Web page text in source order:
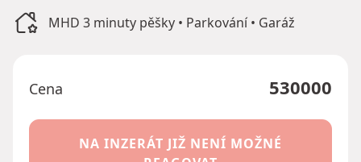
MHD 3 minuty pěšky • Parkování • Garáž
Cena 530000
NA INZERÁT JIŽ NENÍ MOŽNÉ